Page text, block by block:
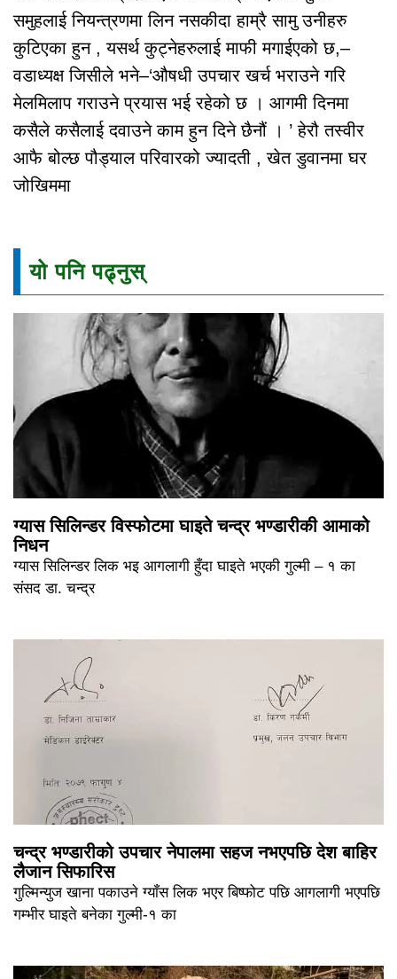
समुहलाई नियन्त्रणमा लिन नसकीदा हाम्रै सामु उनीहरु
कुटिएका हुन , यसर्थ कुट्नेहरुलाई माफी मगाईएको छ,–
वडाध्यक्ष जिसीले भने–‘औषधी उपचार खर्च भराउने गरि
मेलमिलाप गराउने प्रयास भई रहेको छ । आगमी दिनमा
कसैले कसैलाई दवाउने काम हुन दिने छैनौं । ’ हेरौ तस्वीर
आफै बोल्छ पौड्याल परिवारको ज्यादती , खेत डुवानमा घर
जोखिममा
यो पनि पढ्नुस्
ग्यास सिलिन्डर विस्फोटमा घाइते चन्द्र भण्डारीकी आमाको
निधन
ग्यास सिलिन्डर लिक भइ आगलागी हुँदा घाइते भएकी गुल्मी – १ का
संसद डा. चन्द्र
चन्द्र भण्डारीको उपचार नेपालमा सहज नभएपछि देश बाहिर
लैजान सिफारिस
गुल्मिन्युज खाना पकाउने ग्याँस लिक भएर बिष्फोट पछि आगलागी भएपछि
गम्भीर घाइते बनेका गुल्मी-१ का